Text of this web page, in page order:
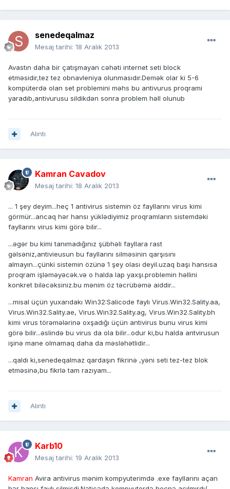
senedeqalmaz
Mesaj tarihi: 18 Aralık 2013
Avastın daha bir çatışmayan cəhəti internet seti block
etməsidir,tez tez obnavleniya olunmasıdır.Demək olar ki 5-6
kompüterdə olan set problemini məhs bu antivurus proqrami
yaradıb,antivurusu sildikdən sonra problem həll olunub
Alıntı
Kamran Cavadov
Mesaj tarihi: 18 Aralık 2013
... 1 şey deyim...heç 1 antivirus sistemin öz fayllarını virus kimi
görmür...ancaq hər hansı yüklədiyimiz proqramların sistemdəki
fayllarını virus kimi görə bilir...
...əgər bu kimi tanımadığınız şübhəli fayllara rast
gəlsəniz,antivieusun bu fayllarını silməsinin qarşısını
almayın...çünki sistemin özünə 1 şey olası deyil.uzaq başı hansısa
proqram işləməyəcək.və o halda lap yaxşı.problemin həllini
konkret biləcəksiniz.bu mənim öz təcrübəmə aiddir...
...misal üçün yuxarıdakı Win32:Salicode faylı Virus.Win32.Sality.aa,
Virus.Win32.Sality.ae, Virus.Win32.Sality.ag, Virus.Win32.Sality.bh
kimi virus törəmələrinə oxşadığı üçün antivirus bunu virus kimi
görə bilir...əslində bu virus da ola bilir...odur ki,bu halda antvirusun
işinə mane olmamaq daha da məsləhətlidir...
...qaldı ki,senedeqalmaz qardaşın fikrinə ,yəni seti tez-tez blok
etməsinə,bu fikrlə tam razıyam...
Alıntı
Karb10
Mesaj tarihi: 19 Aralık 2013
Kamran Avira antivirus mənim kompyuterimdə .exe fayllarını açan